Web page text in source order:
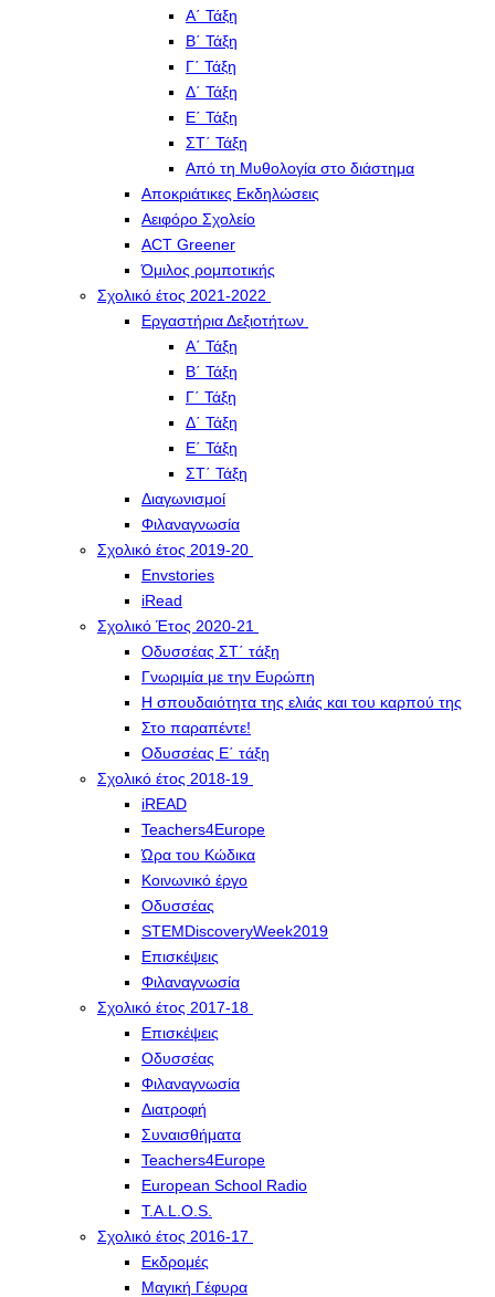
Α΄ Τάξη
Β΄ Τάξη
Γ΄ Τάξη
Δ΄ Τάξη
Ε΄ Τάξη
ΣΤ΄ Τάξη
Από τη Μυθολογία στο διάστημα
Αποκριάτικες Εκδηλώσεις
Αειφόρο Σχολείο
ACT Greener
Όμιλος ρομποτικής
Σχολικό έτος 2021-2022
Εργαστήρια Δεξιοτήτων
Α΄ Τάξη
Β΄ Τάξη
Γ΄ Τάξη
Δ΄ Τάξη
Ε΄ Τάξη
ΣΤ΄ Τάξη
Διαγωνισμοί
Φιλαναγνωσία
Σχολικό έτος 2019-20
Envstories
iRead
Σχολικό Έτος 2020-21
Οδυσσέας ΣΤ΄ τάξη
Γνωριμία με την Ευρώπη
Η σπουδαιότητα της ελιάς και του καρπού της
Στο παραπέντε!
Οδυσσέας Ε΄ τάξη
Σχολικό έτος 2018-19
iREAD
Teachers4Europe
Ώρα του Κώδικα
Κοινωνικό έργο
Οδυσσέας
STEMDiscoveryWeek2019
Επισκέψεις
Φιλαναγνωσία
Σχολικό έτος 2017-18
Επισκέψεις
Οδυσσέας
Φιλαναγνωσία
Διατροφή
Συναισθήματα
Teachers4Europe
European School Radio
T.A.L.O.S.
Σχολικό έτος 2016-17
Εκδρομές
Μαγική Γέφυρα